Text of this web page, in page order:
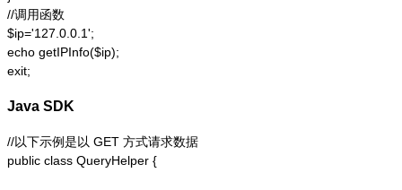
//调用函数
$ip='127.0.0.1';
echo getIPInfo($ip);
exit;
Java SDK
//以下示例是以 GET 方式请求数据
public class QueryHelper {